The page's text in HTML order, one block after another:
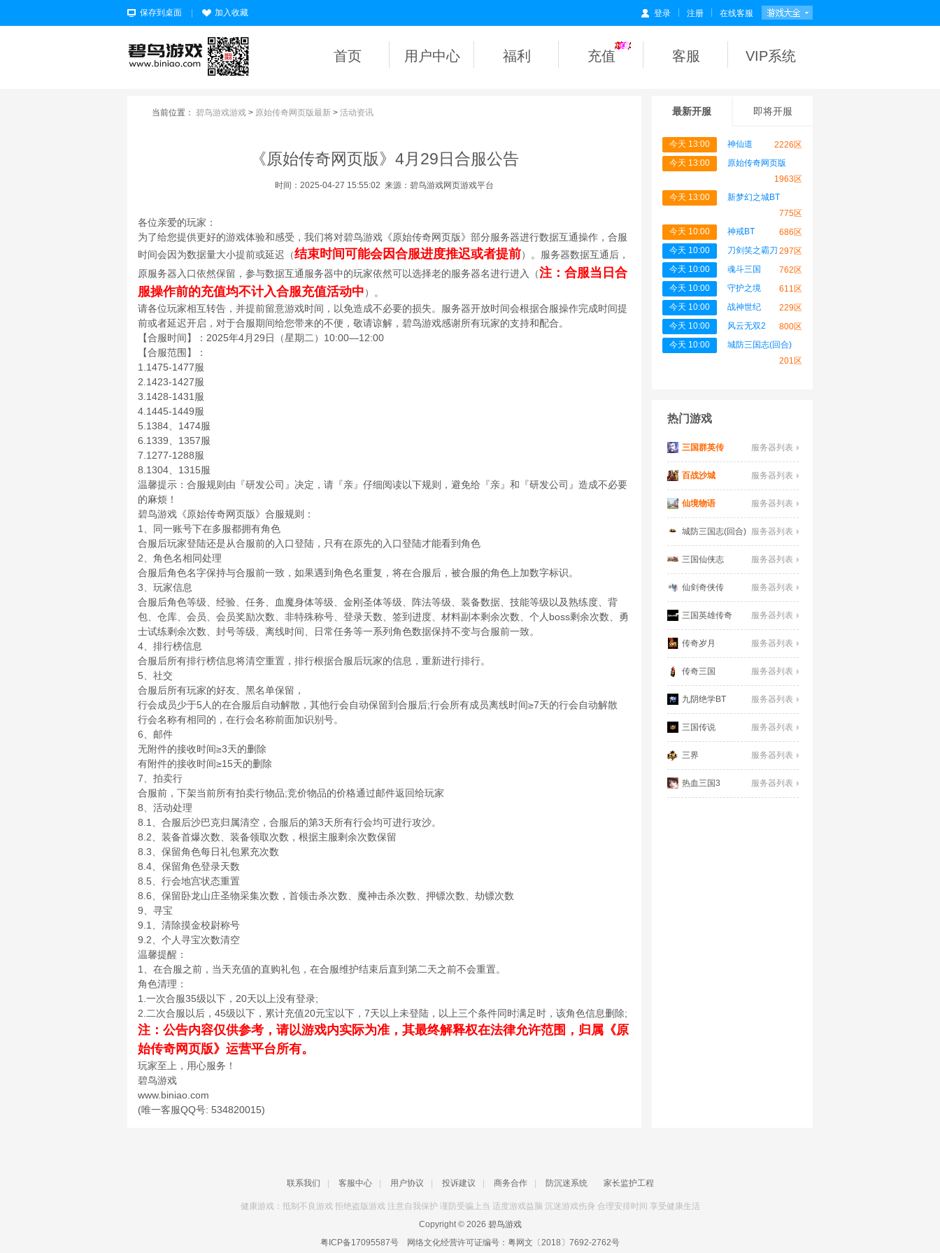
保存到桌面 加入收藏 登录 注册 在线客服
首页 用户中心 福利 充值 客服 VIP系统
当前位置： 碧鸟游戏游戏 > 原始传奇网页版最新 > 活动资讯
《原始传奇网页版》4月29日合服公告
时间：2025-04-27 15:55:02 来源：碧鸟游戏网页游戏平台
各位亲爱的玩家：
为了给您提供更好的游戏体验和感受，我们将对碧鸟游戏《原始传奇网页版》部分服务器进行数据互通操作，合服
时间会因为数据量大小提前或延迟（结束时间可能会因合服进度推迟或者提前）。服务器数据互通后，
原服务器入口依然保留，参与数据互通服务器中的玩家依然可以选择老的服务器名进行进入（注：合服当日合
服操作前的充值均不计入合服充值活动中）。
请各位玩家相互转告，并提前留意游戏时间，以免造成不必要的损失。服务器开放时间会根据合服操作完成时间提
前或者延迟开启，对于合服期间给您带来的不便，敬请谅解，碧鸟游戏感谢所有玩家的支持和配合。
【合服时间】：2025年4月29日（星期二）10:00—12:00
【合服范围】：
1.1475-1477服
2.1423-1427服
3.1428-1431服
4.1445-1449服
5.1384、1474服
6.1339、1357服
7.1277-1288服
8.1304、1315服
温馨提示：合服规则由『研发公司』决定，请『亲』仔细阅读以下规则，避免给『亲』和『研发公司』造成不必要
的麻烦！
碧鸟游戏《原始传奇网页版》合服规则：
1、同一账号下在多服都拥有角色
合服后玩家登陆还是从合服前的入口登陆，只有在原先的入口登陆才能看到角色
2、角色名相同处理
合服后角色名字保持与合服前一致，如果遇到角色名重复，将在合服后，被合服的角色上加数字标识。
3、玩家信息
合服后角色等级、经验、任务、血魔身体等级、金刚圣体等级、阵法等级、装备数据、技能等级以及熟练度、背
包、仓库、会员、会员奖励次数、非特殊称号、登录天数、签到进度、材料副本剩余次数、个人boss剩余次数、勇
士试练剩余次数、封号等级、离线时间、日常任务等一系列角色数据保持不变与合服前一致。
4、排行榜信息
合服后所有排行榜信息将清空重置，排行根据合服后玩家的信息，重新进行排行。
5、社交
合服后所有玩家的好友、黑名单保留，
行会成员少于5人的在合服后自动解散，其他行会自动保留到合服后;行会所有成员离线时间≥7天的行会自动解散
行会名称有相同的，在行会名称前面加识别号。
6、邮件
无附件的接收时间≥3天的删除
有附件的接收时间≥15天的删除
7、拍卖行
合服前，下架当前所有拍卖行物品;竞价物品的价格通过邮件返回给玩家
8、活动处理
8.1、合服后沙巴克归属清空，合服后的第3天所有行会均可进行攻沙。
8.2、装备首爆次数、装备领取次数，根据主服剩余次数保留
8.3、保留角色每日礼包累充次数
8.4、保留角色登录天数
8.5、行会地宫状态重置
8.6、保留卧龙山庄圣物采集次数，首领击杀次数、魔神击杀次数、押镖次数、劫镖次数
9、寻宝
9.1、清除摸金校尉称号
9.2、个人寻宝次数清空
温馨提醒：
1、在合服之前，当天充值的直购礼包，在合服维护结束后直到第二天之前不会重置。
角色清理：
1.一次合服35级以下，20天以上没有登录;
2.二次合服以后，45级以下，累计充值20元宝以下，7天以上未登陆，以上三个条件同时满足时，该角色信息删除;
注：公告内容仅供参考，请以游戏内实际为准，其最终解释权在法律允许范围，归属《原
始传奇网页版》运营平台所有。
玩家至上，用心服务！
碧鸟游戏
www.biniao.com
(唯一客服QQ号: 534820015)
最新开服 即将开服
今天 13:00 神仙道
2226区
今天 13:00
原始传奇网页版
1963区
今天 13:00
新梦幻之城BT
775区
今天 10:00
神戒BT
686区
今天 10:00
刀剑笑之霸刀 297区
今天 10:00
魂斗三国
762区
今天 10:00
守护之境
611区
今天 10:00
战神世纪
229区
今天 10:00
风云无双2
800区
今天 10:00
城防三国志(回合)
201区
热门游戏
服务器列表
三国群英传
服务器列表
百战沙城
服务器列表
仙境物语
服务器列表
城防三国志(回合)
服务器列表
三国仙侠志
服务器列表
仙剑奇侠传
服务器列表
三国英雄传奇
服务器列表
传奇岁月
服务器列表
传奇三国
服务器列表
九阴绝学BT
服务器列表
三国传说
服务器列表
三界
服务器列表
热血三国3
联系我们 客服中心 用户协议 投诉建议 商务合作 防沉迷系统 家长监护工程
健康游戏：抵制不良游戏 拒绝盗版游戏 注意自我保护 谨防受骗上当 适度游戏益脑 沉迷游戏伤身 合理安排时间 享受健康生活
Copyright © 2026 碧鸟游戏
粤ICP备17095587号
网络文化经营许可证编号： 粤网文〔2018〕7692-2762号